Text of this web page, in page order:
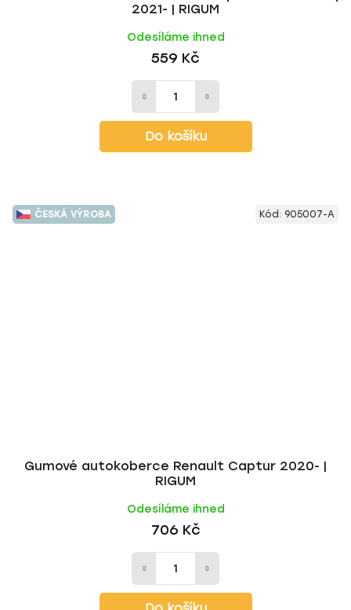
2021- | RIGUM
Odesíláme ihned
559 Kč
Do košíku
ČESKÁ VÝROBA
Gumové autokoberce Renault Captur 2020- |
RIGUM
Odesíláme ihned
706 Kč
Kód: 905007-A